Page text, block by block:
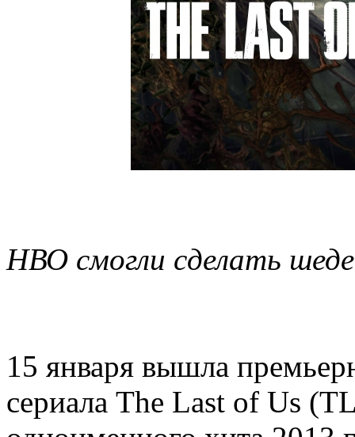
НВО смогли сделать
15 января вышла
сериала The Last of Us